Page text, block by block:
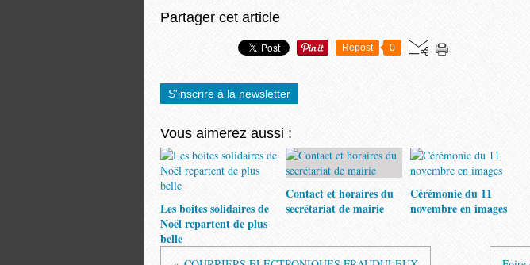
Partager cet article
Repost 0
S'inscrire à la newsletter
Vous aimerez aussi :
Les boites solidaires de
Noël repartent de plus
belle
Contact et horaires du
secrétariat de mairie
Cérémonie du 11
novembre en images